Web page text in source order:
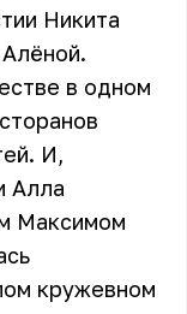
Никита
в одном
И,
Алла
Максимом
кружевном